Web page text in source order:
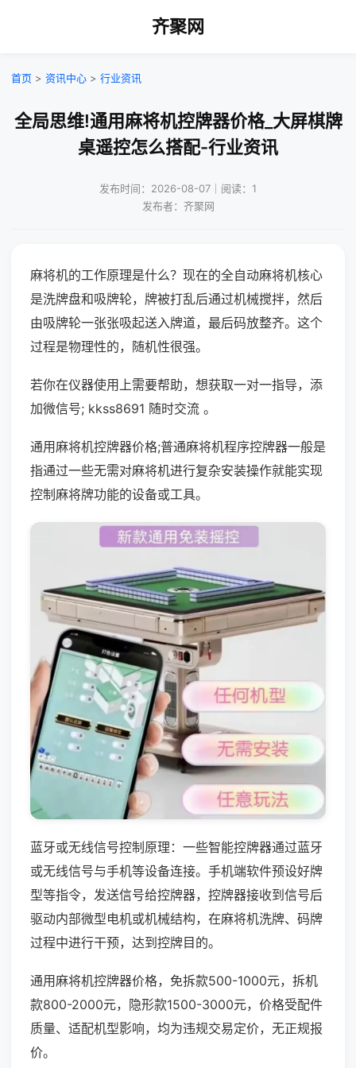
齐聚网
首页 > 资讯中心 > 行业资讯
全局思维!通用麻将机控牌器价格_大屏棋牌
桌遥控怎么搭配-行业资讯
发布时间：2026-08-07｜阅读：1
发布者：齐聚网
麻将机的工作原理是什么？现在的全自动麻将机核心
是洗牌盘和吸牌轮，牌被打乱后通过机械搅拌，然后
由吸牌轮一张张吸起送入牌道，最后码放整齐。这个
过程是物理性的，随机性很强。
若你在仪器使用上需要帮助，想获取一对一指导，添
加微信号; kkss8691 随时交流 。
通用麻将机控牌器价格;普通麻将机程序控牌器一般是
指通过一些无需对麻将机进行复杂安装操作就能实现
控制麻将牌功能的设备或工具。
蓝牙或无线信号控制原理：一些智能控牌器通过蓝牙
或无线信号与手机等设备连接。手机端软件预设好牌
型等指令，发送信号给控牌器，控牌器接收到信号后
驱动内部微型电机或机械结构，在麻将机洗牌、码牌
过程中进行干预，达到控牌目的。
通用麻将机控牌器价格，免拆款500-1000元，拆机
款800-2000元，隐形款1500-3000元，价格受配件
质量、适配机型影响，均为违规交易定价，无正规报
价。